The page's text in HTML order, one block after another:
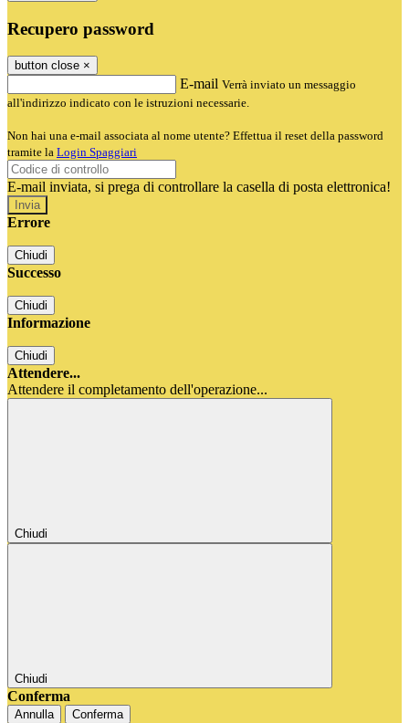
Recupero password
button close ×
E-mail Verrà inviato un messaggio
all'indirizzo indicato con le istruzioni necessarie.
Non hai una e-mail associata al nome utente? Effettua il reset della password
tramite la Login Spaggiari
E-mail inviata, si prega di controllare la casella di posta elettronica!
Errore
Chiudi
Successo
Chiudi
Informazione
Chiudi
Attendere...
Attendere il completamento dell'operazione...
Chiudi
Chiudi
Conferma
Annulla Conferma